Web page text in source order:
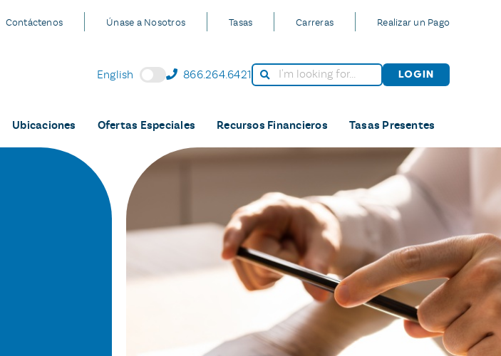
Contáctenos Únase a Nosotros Tasas Carreras Realizar un Pago
English 866.264.6421 Login
Ubicaciones Ofertas Especiales Recursos Financieros Tasas Presentes